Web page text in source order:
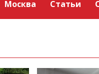
Москва Статьи